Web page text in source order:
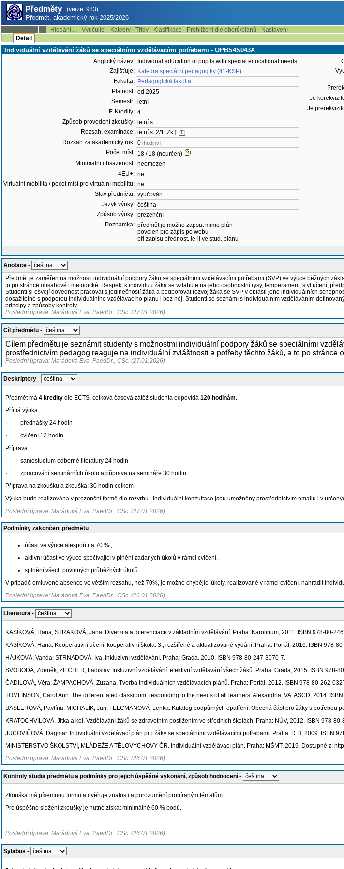
Předměty (verze: 983)
Předmět, akademický rok 2025/2026
--:-- Hledání ... Vyučující Katedry Třídy Klasifikace Prohlížení dle oborů/plánů
Nastavení
Detail
Individuální vzdělávání žáků se speciálními vzdělávacími potřebami - OPBS4S043A
Anglický název:
Individual education of pupils with special educational needs
Zajišťuje: Katedra speciální pedagogiky (41-KSP)
Fakulta: Pedagogická fakulta
Platnost: od 2025
Semestr:
letní
E-Kredity: 4
Způsob provedení zkoušky:
letní s.:
Rozsah, examinace:
letní s.:2/1, Zk [HT]
Rozsah za akademický rok: 0 [hodiny]
Počet míst: 18 / 18 (neurčen)
Minimální obsazenost: neomezen
4EU+: ne
Virtuální mobilita / počet míst pro virtuální mobilitu: ne
Stav předmětu: vyučován
Jazyk výuky: čeština
Způsob výuky: prezenční
Poznámka: předmět je možno zapsat mimo plán
povolen pro zápis po webu
při zápisu přednost, je-li ve stud. plánu
Je
Je
Anotace -
Předmět je zaměřen na možnosti individuální podpory žáků se speciálními vzdělávacími potřebami (SVP) ve výuce běžných
to po stránce obsahové i metodické. Respekt k individuu žáka se vztahuje na jeho osobnostní rysy, temperament, styl učení,
Studenti si osvojí dovednost pracovat s jedinečností žáka a podporovat rozvoj žáka se SVP v oblasti jeho individuálních
dosažitelné s podporou individuálního vzdělávacího plánu i bez něj. Studenti se seznámí s individuálním vzděláváním
principy a způsoby kontroly.
Poslední úprava: Marádová Eva, PaedDr., CSc. (27.01.2026)
Cíl předmětu -
Cílem předmětu je seznámit studenty s možnostmi individuální podpory žáků se speciálními
prostřednictvím pedagog reaguje na individuální zvláštnosti a potřeby těchto žáků, a to po stránce
Poslední úprava: Marádová Eva, PaedDr., CSc. (27.01.2026)
Deskriptory -
Předmět má 4 kredity dle ECTS, celková časová zátěž studenta odpovídá 120 hodinám.
Přímá výuka:
· přednášky 24 hodin
· cvičení 12 hodin
Příprava:
· samostudium odborné literatury 24 hodin
· zpracování seminárních úkolů a příprava na semináře 30 hodin
Příprava na zkoušku a zkouška: 30 hodin celkem
Výuka bude realizována v prezenční formě dle rozvrhu. Individuální konzultace jsou umožněny prostřednictvím emailu i v
Poslední úprava: Marádová Eva, PaedDr., CSc. (27.01.2026)
Podmínky zakončení předmětu
účast ve výuce alespoň na 70 % ,
aktivní účast ve výuce spočívající v plnění zadaných úkolů v rámci cvičení,
splnění všech povinných průběžných úkolů.
V případě omluvené absence ve větším rozsahu, než 70%, je možné chybějící úkoly, realizované v rámci cvičení, nahradit
Poslední úprava: Marádová Eva, PaedDr., CSc. (26.01.2026)
Literatura -
KASÍKOVÁ, Hana; STRAKOVÁ, Jana. Diverzita a diferenciace v základním vzdělávání. Praha: Karolinum, 2011. ISBN 978-80-
KASÍKOVÁ, Hana. Kooperativní učení, kooperativní škola. 3., rozšířené a aktualizované vydání. Praha: Portál, 2016. ISBN 978-
HÁJKOVÁ, Vanda; STRNADOVÁ, Iva. Inkluzivní vzdělávání. Praha: Grada, 2010. ISBN 978-80-247-3070-7.
SVOBODA, Zdeněk; ZILCHER, Ladislav. Inkluzivní vzdělávání: efektivní vzdělávání všech žáků. Praha: Grada, 2015. ISBN 978-
ČADILOVÁ, Věra; ŽAMPACHOVÁ, Zuzana. Tvorba individuálních vzdělávacích plánů. Praha: Portál, 2012. ISBN 978-80-262-
TOMLINSON, Carol Ann. The differentiated classroom: responding to the needs of all learners. Alexandria, VA: ASCD, 2014.
BASLEROVÁ, Pavlína; MICHALÍK, Jan; FELCMANOVÁ, Lenka. Katalog podpůrných opatření. Obecná část pro žáky s
KRATOCHVÍLOVÁ, Jitka a kol. Vzdělávání žáků se zdravotním postižením ve středních školách. Praha: NÚV, 2012. ISBN 978-
JUCOVIČOVÁ, Dagmar. Individuální vzdělávací plán pro žáky se speciálními vzdělávacími potřebami. Praha: D H, 2009. ISBN
MINISTERSTVO ŠKOLSTVÍ, MLÁDEŽE A TĚLOVÝCHOVY ČR. Individuální vzdělávací plán. Praha: MŠMT, 2019. Dostupné z:
Poslední úprava: Marádová Eva, PaedDr., CSc. (26.01.2026)
Kontroly studia předmětu a podmínky pro jejich úspěšné vykonání, způsob hodnocení -
Zkouška má písemnou formu a ověřuje znalosti a porozumění probíraným tématům.
Pro úspěšné složení zkoušky je nutné získat minimálně 60 % bodů.
Poslední úprava: Marádová Eva, PaedDr., CSc. (26.01.2026)
Sylabus -